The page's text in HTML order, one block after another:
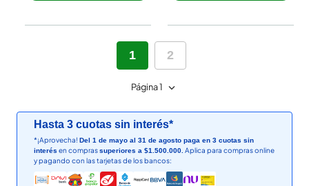
1 2
Página 1
Hasta 3 cuotas sin interés*
*¡Aprovecha! Del 1 de mayo al 31 de agosto paga en 3 cuotas sin
interés en comprassuperiores a $1.500.000. Aplica para compras online
y pagando con las tarjetas de los bancos: